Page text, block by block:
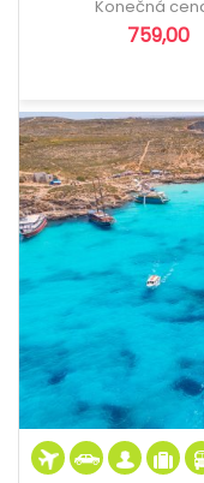
Konečná
759,00